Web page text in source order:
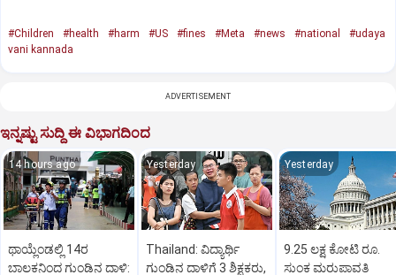
#Children #health #harm #US #fines #Meta #news #national
#udaya
vani kannada
ADVERTISEMENT
ಇನ್ನಷ್ಟು ಸುದ್ದಿ ಈ ವಿಭಾಗದಿಂದ
14 hours ago
ಥಾಯ್ಲೆಂಡಲ್ಲಿ 14ರ
ಬಾಲಕನಿಂದ ಗುಂಡಿನ ದಾಳಿ:
Yesterday
Thailand: ವಿದ್ಯಾರ್ಥಿ
ಗುಂಡಿನ ದಾಳಿಗೆ 3 ಶಿಕ್ಷಕರು,
Yesterday
9.25 ಲಕ್ಷ ಕೋಟಿ ರೂ.
ಸುಂಕ ಮರುಪಾವತಿ